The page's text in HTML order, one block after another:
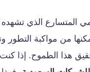
المتسارع الذي
من مواكبة التطور